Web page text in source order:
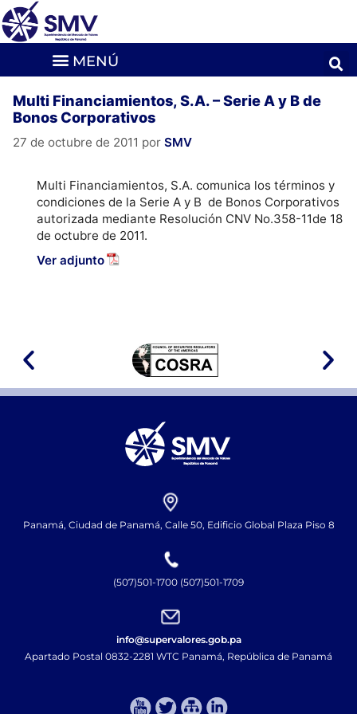
Multi Financiamientos, S.A. – Serie A y B de
Bonos Corporativos
27 de octubre de 2011 por SMV
Multi Financiamientos, S.A. comunica los términos y
condiciones de la Serie A y B de Bonos Corporativos
autorizada mediante Resolución CNV No.358-11de 18
de octubre de 2011.
Ver adjunto
Panamá, Ciudad de Panamá, Calle 50, Edificio Global Plaza Piso 8
(507)501-1700 (507)501-1709
info@supervalores.gob.pa
Apartado Postal 0832-2281 WTC Panamá, República de Panamá​